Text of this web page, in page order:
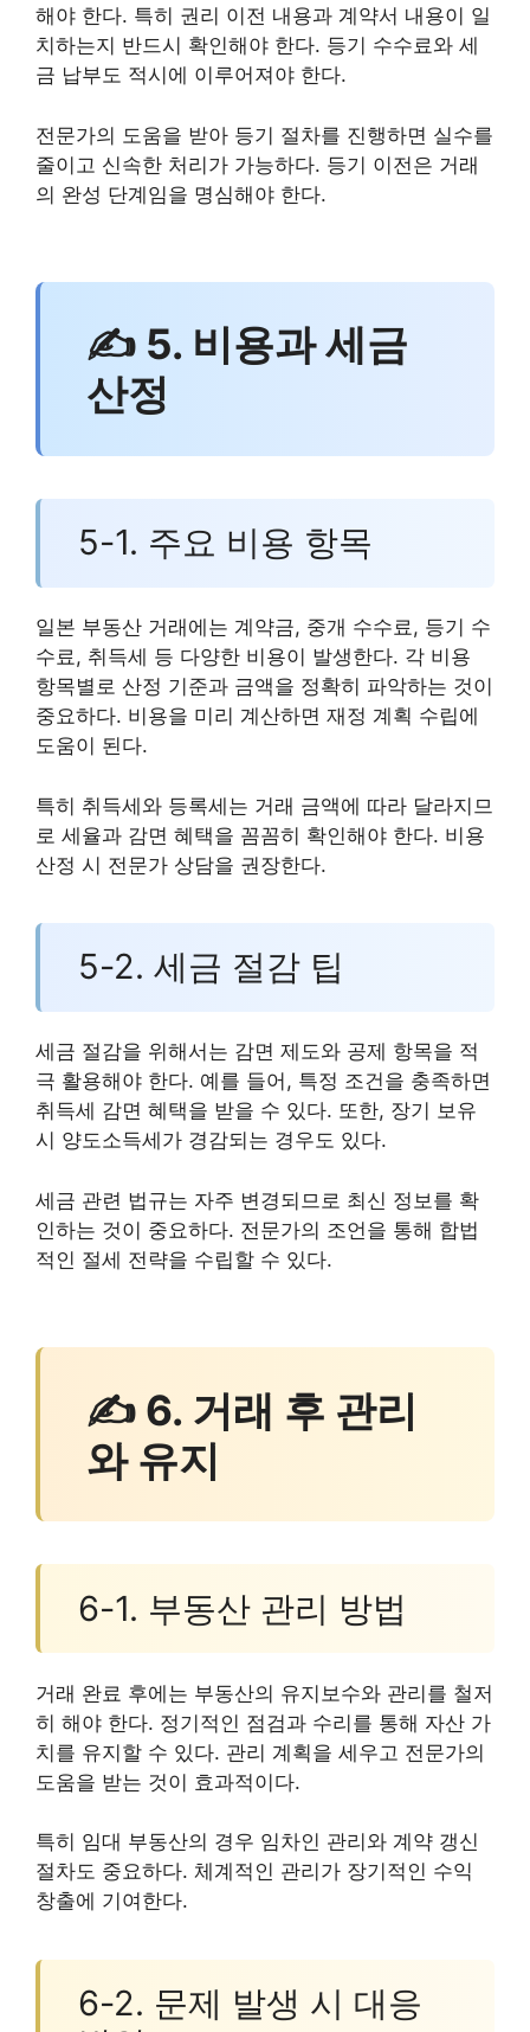
해야 한다. 특히 권리 이전 내용과 계약서 내용이 일
치하는지 반드시 확인해야 한다. 등기 수수료와 세
금 납부도 적시에 이루어져야 한다.
전문가의 도움을 받아 등기 절차를 진행하면 실수를
줄이고 신속한 처리가 가능하다. 등기 이전은 거래
의 완성 단계임을 명심해야 한다.
✍ 5. 비용과 세금
산정
5-1. 주요 비용 항목
일본 부동산 거래에는 계약금, 중개 수수료, 등기 수
수료, 취득세 등 다양한 비용이 발생한다. 각 비용
항목별로 산정 기준과 금액을 정확히 파악하는 것이
중요하다. 비용을 미리 계산하면 재정 계획 수립에
도움이 된다.
특히 취득세와 등록세는 거래 금액에 따라 달라지므
로 세율과 감면 혜택을 꼼꼼히 확인해야 한다. 비용
산정 시 전문가 상담을 권장한다.
5-2. 세금 절감 팁
세금 절감을 위해서는 감면 제도와 공제 항목을 적
극 활용해야 한다. 예를 들어, 특정 조건을 충족하면
취득세 감면 혜택을 받을 수 있다. 또한, 장기 보유
시 양도소득세가 경감되는 경우도 있다.
세금 관련 법규는 자주 변경되므로 최신 정보를 확
인하는 것이 중요하다. 전문가의 조언을 통해 합법
적인 절세 전략을 수립할 수 있다.
✍ 6. 거래 후 관리
와 유지
6-1. 부동산 관리 방법
거래 완료 후에는 부동산의 유지보수와 관리를 철저
히 해야 한다. 정기적인 점검과 수리를 통해 자산 가
치를 유지할 수 있다. 관리 계획을 세우고 전문가의
도움을 받는 것이 효과적이다.
특히 임대 부동산의 경우 임차인 관리와 계약 갱신
절차도 중요하다. 체계적인 관리가 장기적인 수익
창출에 기여한다.
6-2. 문제 발생 시 대응